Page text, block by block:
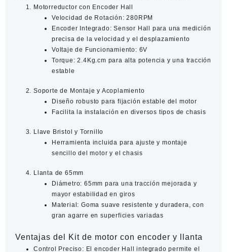
Motorreductor con Encoder Hall
Velocidad de Rotación : 280RPM
Encoder Integrado: Sensor Hall para una medición
precisa de la velocidad y el desplazamiento
Voltaje de Funcionamiento: 6V
Torque : 2.4Kg.cm para alta potencia y una tracción
estable
Soporte de Montaje y Acoplamiento
Diseño robusto para fijación estable del motor
Facilita la instalación en diversos tipos de chasis
Llave Bristol y Tornillo
Herramienta incluida para ajuste y montaje
sencillo del motor y el chasis
Llanta de 65mm
Diámetro: 65mm para una tracción mejorada y
mayor estabilidad en giros
Material : Goma suave resistente y duradera, con
gran agarre en superficies variadas
Ventajas del Kit de motor con encoder y llanta
Control Preciso: El encoder Hall integrado permite el